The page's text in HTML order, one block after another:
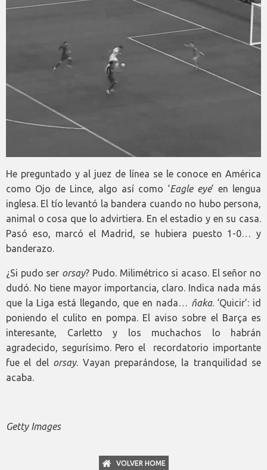
He preguntado y al juez de línea se le conoce en América
como Ojo de Lince, algo así como ‘Eagle eye’ en lengua
inglesa. El tío levantó la bandera cuando no hubo persona,
animal o cosa que lo advirtiera. En el estadio y en su casa.
Pasó eso, marcó el Madrid, se hubiera puesto 1-0… y
banderazo.
¿Si pudo ser orsay? Pudo. Milimétrico si acaso. El señor no
dudó. No tiene mayor importancia, claro. Indica nada más
que la Liga está llegando, que en nada… ñaka. ‘Quicir’: id
poniendo el culito en pompa. El aviso sobre el Barça es
interesante, Carletto y los muchachos lo habrán
agradecido, segurísimo. Pero el recordatorio importante
fue el del orsay. Vayan preparándose, la tranquilidad se
acaba.
Getty Images
VOLVER HOME